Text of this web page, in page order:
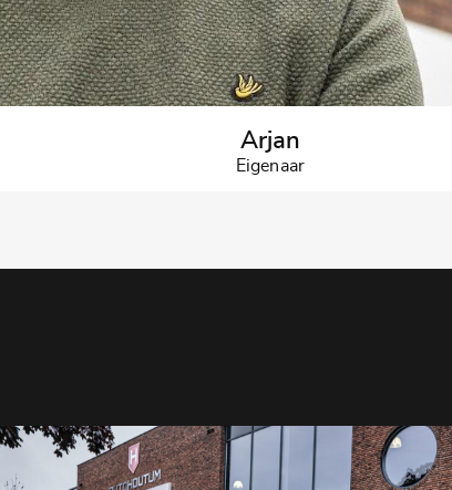
Arjan
Eigenaar